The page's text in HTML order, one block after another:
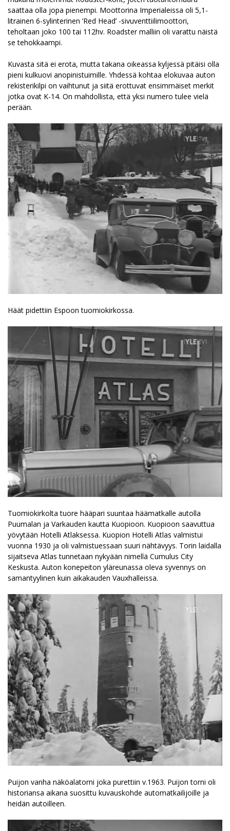
saattaa olla jopa pienempi. Moottorina Imperialeissa oli 5,1-
litrainen 6-sylinterinen ’Red Head’ -sivuventtiilimoottori,
teholtaan joko 100 tai 112hv. Roadster malliin oli varattu näistä
se tehokkaampi.
Kuvasta sitä ei erota, mutta takana oikeassa kyljessä pitäisi olla
pieni kulkuovi anopinistuimille. Yhdessä kohtaa elokuvaa auton
rekisterikilpi on vaihtunut ja siitä erottuvat ensimmäiset merkit
jotka ovat K-14. On mahdollista, että yksi numero tulee vielä
perään.
Häät pidettiin Espoon tuomiokirkossa.
Tuomiokirkolta tuore hääpari suuntaa häämatkalle autolla
Puumalan ja Varkauden kautta Kuopioon. Kuopioon saavuttua
yövytään Hotelli Atlaksessa. Kuopion Hotelli Atlas valmistui
vuonna 1930 ja oli valmistuessaan suuri nähtävyys. Torin laidalla
sijaitseva Atlas tunnetaan nykyään nimellä Cumulus City
Keskusta. Auton konepeiton yläreunassa oleva syvennys on
samantyylinen kuin aikakauden Vauxhalleissa.
Puijon vanha näköalatorni joka purettiin v.1963. Puijon torni oli
historiansa aikana suosittu kuvauskohde automatkailijoille ja
heidän autoilleen.